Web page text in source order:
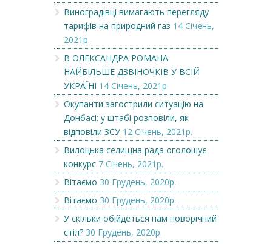
Виноградівці вимагають перегляду
тарифів на природний газ 14 Січень,
2021р.
В ОЛЕКСАНДРА РОМАНА
НАЙБІЛЬШЕ ДЗВІНОЧКІВ У ВСІЙ
УКРАЇНІ 14 Січень, 2021р.
Окупанти загострили ситуацію на
Донбасі: у штабі розповіли, як
відповіли ЗСУ 12 Січень, 2021р.
Вилоцька селищна рада оголошує
конкурс 7 Січень, 2021р.
Вітаємо 30 Грудень, 2020р.
Вітаємо 30 Грудень, 2020р.
У скільки обійдеться нам новорічний
стіл? 30 Грудень, 2020р.